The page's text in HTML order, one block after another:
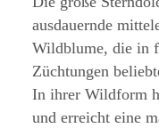
ausdauernde
Wildblume, die in
Züchtungen
In ihrer Wildform
und erreicht eine